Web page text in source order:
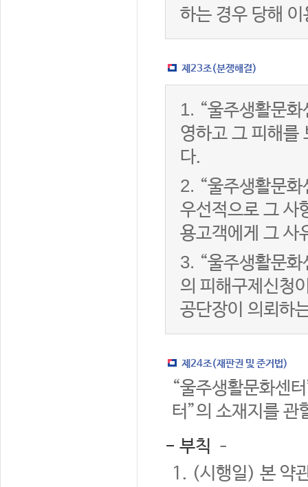
하는 경우 당해
제23조(분쟁해결)
1. “울주생활문
영하고 그 피해를
다.
2. “울주생활문
우선적으로 그 사
용고객에게 그 사
3. “울주생활문
의 피해구제신청
공단장이 의뢰하
제24조(재판권 및 준거법)
“울주생활문화센
터”의 소재지를 관
- 부칙 –
1. (시행일) 본 약